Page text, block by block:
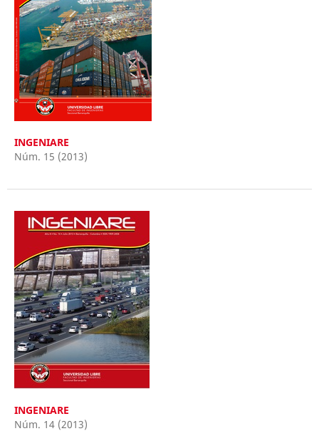
INGENIARE
Núm. 15 (2013)
INGENIARE
Núm. 14 (2013)